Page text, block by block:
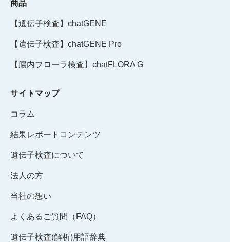
商品
【遺伝子検査】chatGENE
【遺伝子検査】chatGENE Pro
【腸内フローラ検査】chatFLORA G
サイトマップ
コラム
結果レポートコンテンツ
遺伝子検査について
法人の方
当社の想い
よくあるご質問（FAQ）
遺伝子検査(解析)用語辞典